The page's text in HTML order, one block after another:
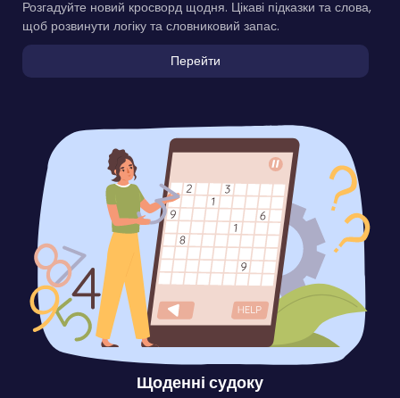
Розгадуйте новий кросворд щодня. Цікаві підказки та слова,
щоб розвинути логіку та словниковий запас.
Перейти
Щоденні судоку